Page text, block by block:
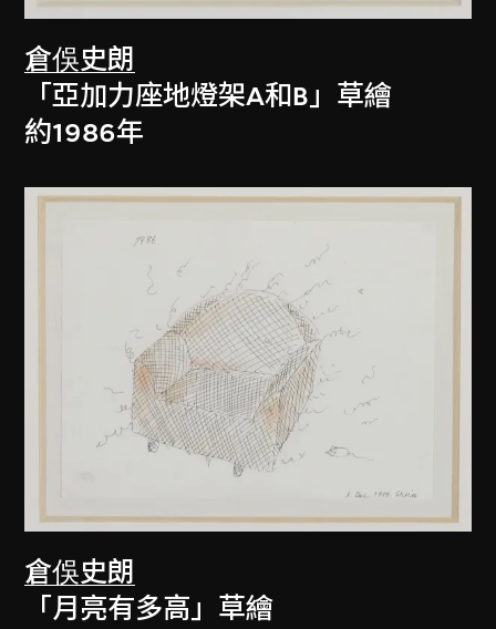
倉俁史朗
「亞加力座地燈架A和B」草繪
約1986年
倉俁史朗
「月亮有多高」草繪